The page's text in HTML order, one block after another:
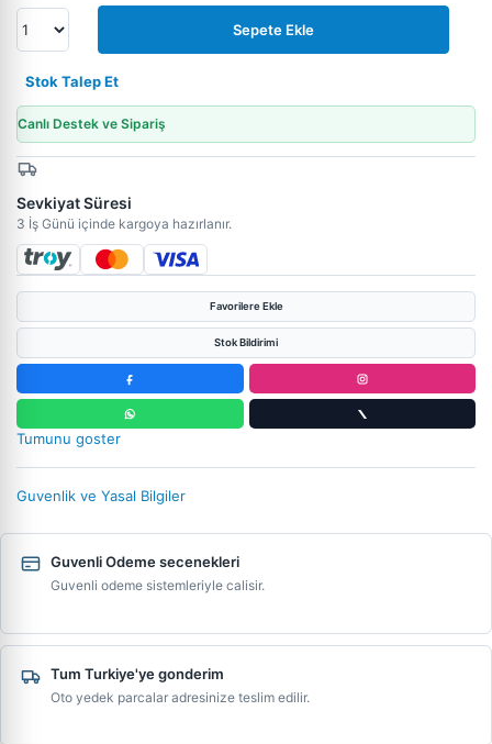
Sepete Ekle
Stok Talep Et
Canlı Destek ve Sipariş
Sevkiyat Süresi
3 İş Günü içinde kargoya hazırlanır.
Favorilere Ekle
Stok Bildirimi
Tumunu goster
Guvenlik ve Yasal Bilgiler
Guvenli Odeme secenekleri
Guvenli odeme sistemleriyle calisir.
Tum Turkiye'ye gonderim
Oto yedek parcalar adresinize teslim edilir.